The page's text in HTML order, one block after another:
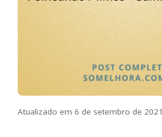
Atualizado em 6 de setembro de 2021